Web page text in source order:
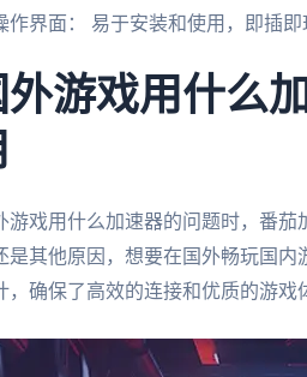
作界面： 易于安装和使用，即插即
外游戏用什么
游戏用什么加速器的问题时，番
是其他原因，想要在国外畅玩国
确保了高效的连接和优质的游戏